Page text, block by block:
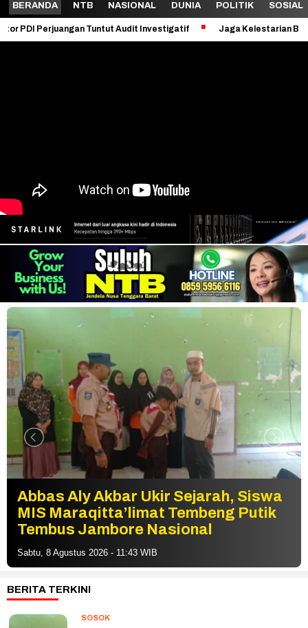
BERANDA NTB NASIONAL DUNIA POLITIK SOSIAL
Tuntut Audit Investigatif Jaga Kelestarian Bukit Pergasingan,
Abbas Aly Akbar Ukir Sejarah, Siswa
MIS Maraqitta’limat Tembeng Putik
Tembus Jambore Nasional
Sabtu, 8 Agustus 2026 - 11:43 WIB
BERITA TERKINI
SOSOK